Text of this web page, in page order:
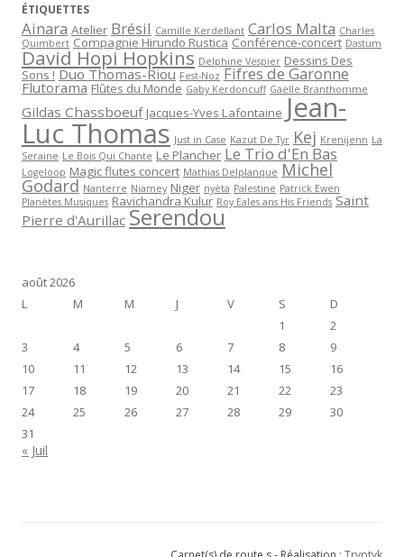
ÉTIQUETTES
Ainara Atelier Brésil Camille Kerdellant Carlos Malta Charles
Quimbert Compagnie Hirundo Rustica Conférence-concert Dastum
David Hopi Hopkins Delphine Vespier Dessins Des
Sons ! Duo Thomas-Riou Fest-Noz Fifres de Garonne
Flutorama Flûtes du Monde Gaby Kerdoncuff Gaëlle Branthomme
Gildas Chassboeuf Jacques-Yves Lafontaine Jean-
Luc Thomas Just in Case Kazut De Tyr Kej Krenijenn La
Seraine Le Bois Qui Chante Le Plancher Le Trio d'En Bas
Logeloop Magic flutes concert Mathias Delplanque Michel
Godard Nanterre Niamey Niger nyèta Palestine Patrick Ewen
Planètes Musiques Ravichandra Kulur Roy Eales ans His Friends Saint
Pierre d'Aurillac Serendou
août 2026
L
M M J V S
D
1
2
3
4 5 6 7 8
9
10
11 12 13 14 15
16
17
18 19 20 21 22
23
24
25 26 27 28 29
30
31
« Juil